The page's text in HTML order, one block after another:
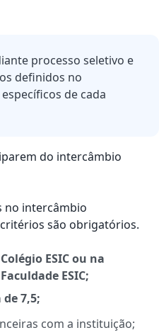
processo seletivo e
definidos no
de cada
do intercâmbio
no intercâmbio
são obrigatórios.
Colégio ESIC ou na
Faculdade ESIC;
7,5;
com a instituição;